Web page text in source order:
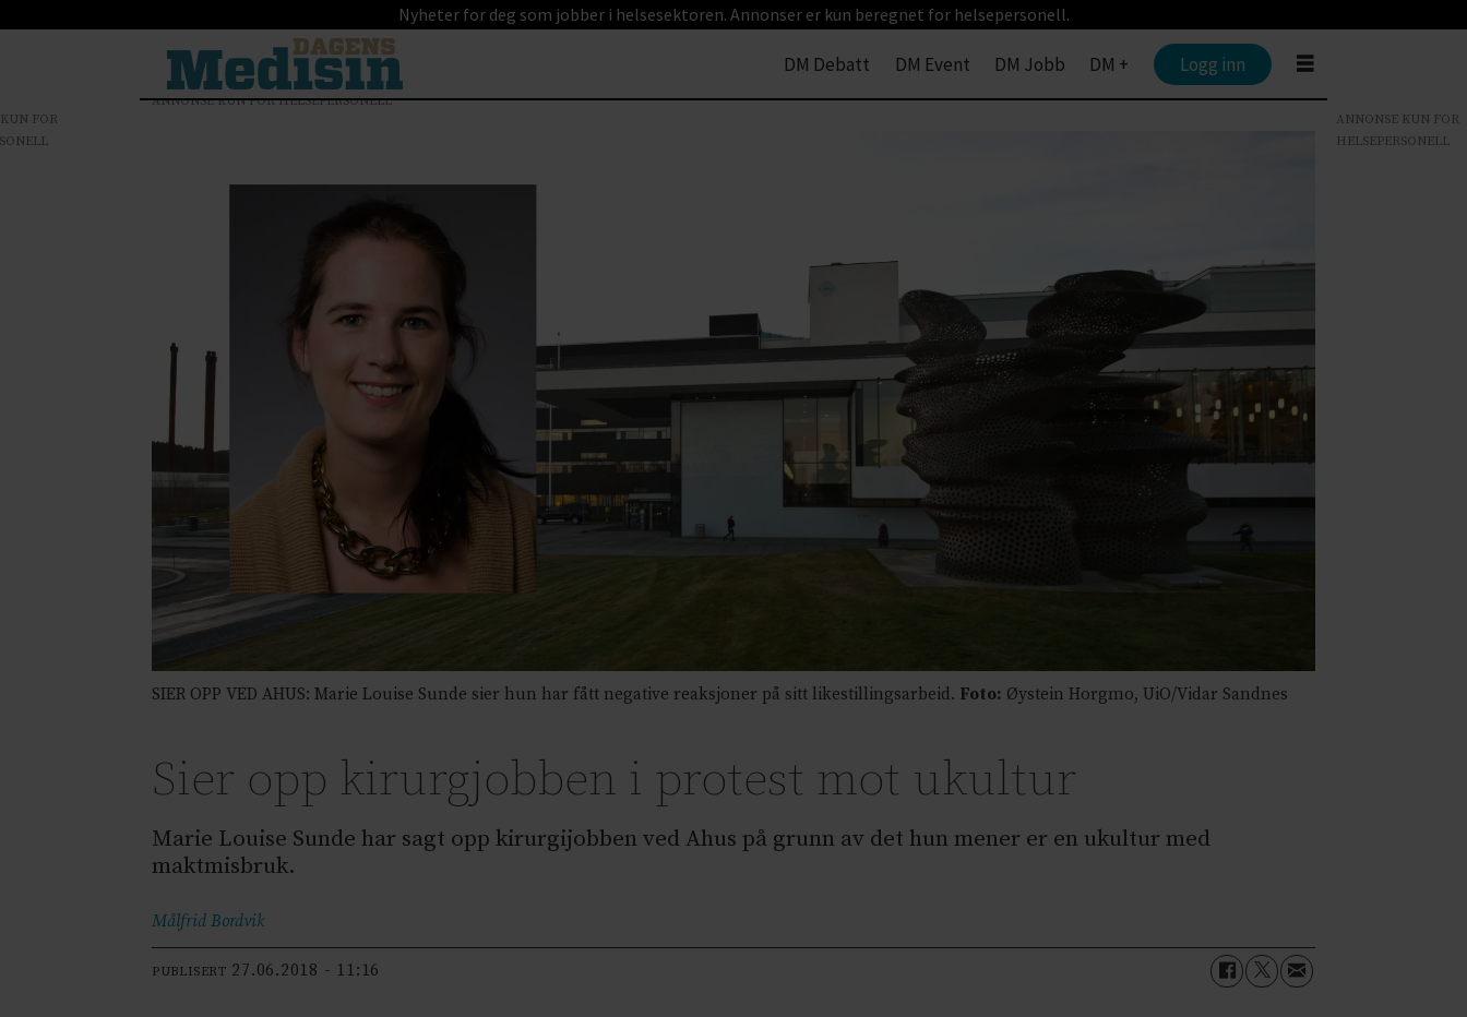
Nyheter for deg som jobber i helsesektoren. Annonser er kun beregnet for helsepersonell.
DM Debatt DM Event DM Jobb DM + Logg inn
ANNONSE KUN FOR HELSEPERSONELL
SIER OPP VED AHUS: Marie Louise Sunde sier hun har fått negative reaksjoner på sitt likestillingsarbeid. Foto: Øystein Horgmo, UiO/Vidar Sandnes
Sier opp kirurgjobben i protest mot ukultur
Marie Louise Sunde har sagt opp kirurgijobben ved Ahus på grunn av det hun mener er en ukultur med
maktmisbruk.
Målfrid Bordvik
PUBLISERT 27.06.2018 - 11:16
FOR
ANNONSE KUN FOR
HELSEPERSONELL